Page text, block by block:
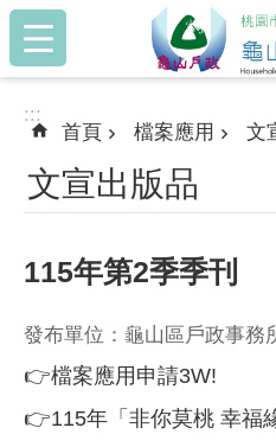
跳到主要內容區塊
:::
:::
首頁 檔案應用 文
文宣出版品
115年第2季季刊
發布單位：龜山區戶政事務
👉檔案應用申請3W!
👉115年「非你莫桃 幸福